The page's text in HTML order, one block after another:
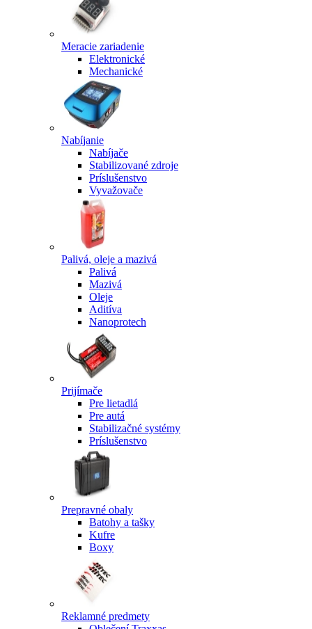
Meracie zariadenie
Elektronické
Mechanické
Nabíjanie
Nabíjače
Stabilizované zdroje
Príslušenstvo
Vyvažovače
Palivá, oleje a mazivá
Palivá
Mazivá
Oleje
Aditíva
Nanoprotech
Prijímače
Pre lietadlá
Pre autá
Stabilizačné systémy
Príslušenstvo
Prepravné obaly
Batohy a tašky
Kufre
Boxy
Reklamné predmety